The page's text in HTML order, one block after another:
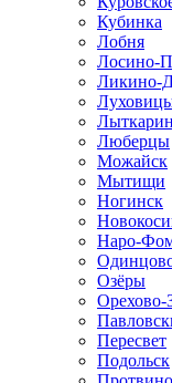
Кубинка
Лобня
Лосино-
Ликино-
Люберцы
Можайск
Мытищи
Ногинск
Наро-
Озёры
Орехово-
Пересвет
Подольск